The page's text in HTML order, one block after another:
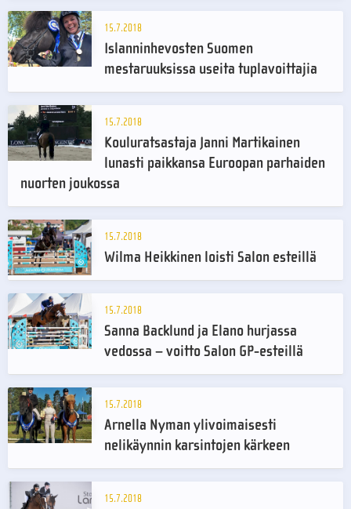
15.7.2018
Islanninhevosten Suomen
mestaruuksissa useita tuplavoittajia
15.7.2018
Kouluratsastaja Janni Martikainen
lunasti paikkansa Euroopan parhaiden
nuorten joukossa
15.7.2018
Wilma Heikkinen loisti Salon esteillä
15.7.2018
Sanna Backlund ja Elano hurjassa
vedossa – voitto Salon GP-esteillä
15.7.2018
Arnella Nyman ylivoimaisesti
nelikäynnin karsintojen kärkeen
15.7.2018